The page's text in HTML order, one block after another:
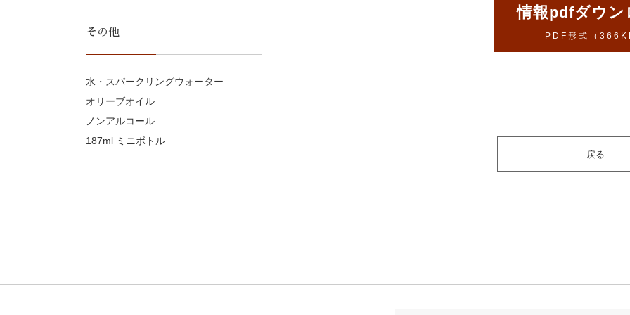
情報pdfダウン
PDF形式（
戻る
その他
水・スパークリングウォーター
オリーブオイル
ノンアルコール
187ml ミニボトル